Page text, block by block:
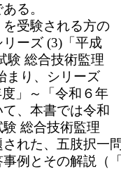
る。
を受験される方の
ーズ (3)「平成
験 総合技術監理
まり、シリーズ
」～「令和６年
、本書では令和
総合技術監理
れた、五肢択一
例とその解説（